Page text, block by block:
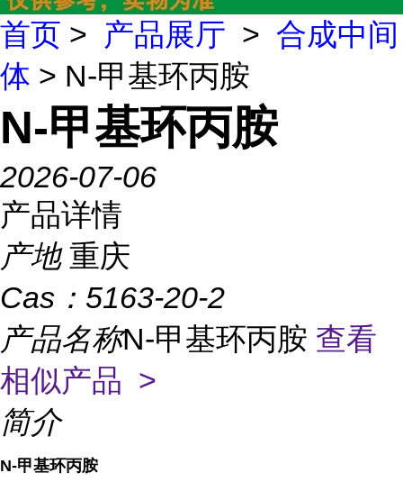
首页 > 产品展厅 > 合成中间
体 > N-甲基环丙胺
N-甲基环丙胺
2026-07-06
产品详情
产地 重庆
Cas： 5163-20-2
产品名称N-甲基环丙胺 查看
相似产品 >
简介
N-甲基环丙胺